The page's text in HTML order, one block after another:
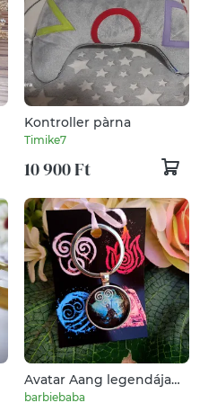
Kontroller pàrna
Timike7
10 900 Ft
Avatar Aang legendája
levegő kulcstartó
barbiebaba